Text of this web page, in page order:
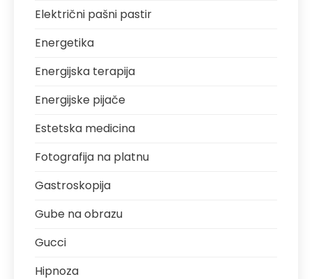
Električni pašni pastir
Energetika
Energijska terapija
Energijske pijače
Estetska medicina
Fotografija na platnu
Gastroskopija
Gube na obrazu
Gucci
Hipnoza